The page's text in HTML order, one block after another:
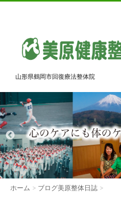
山形県鶴岡市回復療法整体院
ホーム > ブログ美原整体日誌 >